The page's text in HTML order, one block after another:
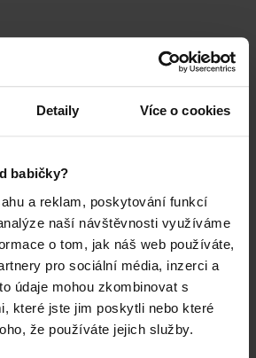
Detaily Více o cookies
babičky?
a reklam, poskytování funkcí
naší návštěvnosti využíváme
o tom, jak náš web používáte,
pro sociální média, inzerci a
údaje mohou zkombinovat s
které jste jim poskytli nebo které
že používáte jejich služby.